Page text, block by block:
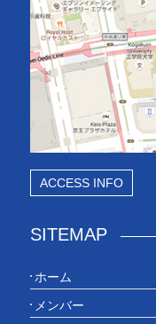
ACCESS INFO
SITEMAP
ホーム
メンバー